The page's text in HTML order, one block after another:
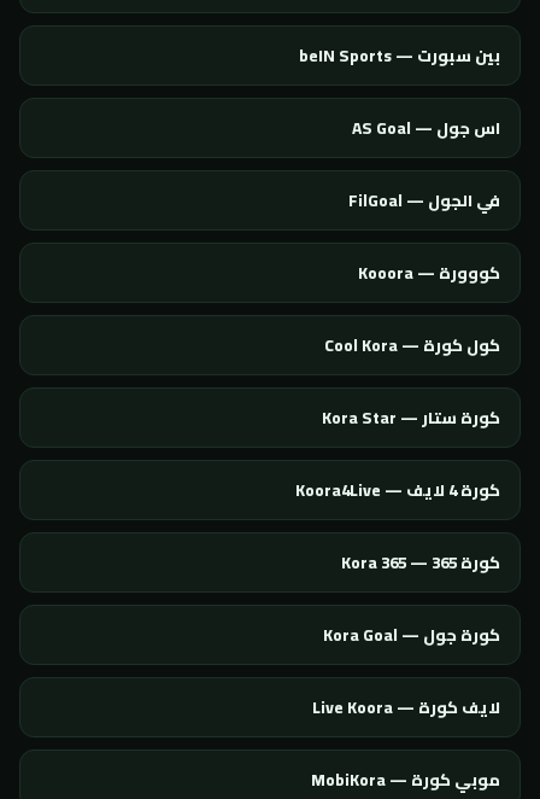
بين سبورت — beIN Sports
اس جول — AS Goal
في الجول — FilGoal
كووورة — Kooora
كول كورة — Cool Kora
كورة ستار — Kora Star
كورة 4 لايف — Koora4Live
كورة 365 — Kora 365
كورة جول — Kora Goal
لايف كورة — Live Koora
موبي كورة — MobiKora